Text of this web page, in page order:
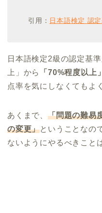
引用： 日本語検定 認
日本語検定2級の認定基
上」から
「70%程度以上
点率を気にしなくてもよ
あくまで、 「問題の難易
の変更」ということなの
ないようにやるべきこと